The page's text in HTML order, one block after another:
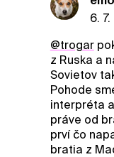
6.
@trogar
z Ruska a
Sovietov
Pohode
interpréta
práve od
prví čo
bratia z